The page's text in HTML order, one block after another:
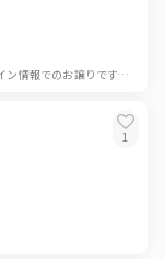
ファンクラブ1次先行アプグレなし 端末貸出またはログイン情報でのお譲りです。 端末お取引の場合、開演の45分前ごろに会場付近にて集まり端末を貸出いたします。...
1